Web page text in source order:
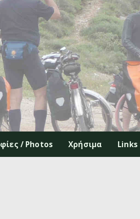
/ Photos Χρήσιμα Links